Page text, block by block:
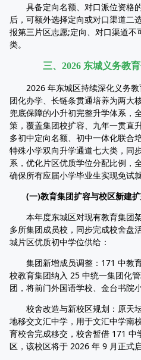
具备定向名额、对口派位资格
后，可额外选择定向或对口渠道二
报第三片区志愿;定向、对口渠道
类。
三、2026 东城义务教
2026 年东城区持续深化义务教
团化办学、长链条贯通培养为两大
兜底保障的小升初完整升学体系，
策，覆盖集团校扩容、九年一贯直
多初中定向名额、初中一体化联合
特殊小学双向升学通道七大类，同
系，优化片区优质学位分配比例，
确保所有应届小学毕业生实现免试就
(一)教育集团扩容与校区新建
本年度东城区对现有教育集团
多所集团成员校，同步完成校舍盘
城片区优质初中学位供给：
集团新增成员调整：171 中教
校教育集团纳入 25 中统一集团化
团，将前门外国语学校、金台书院
校舍改造与新校区规划：原天
地移交文汇中学，用于文汇中学南
育校舍完成移交，校舍暂借 171 中
区，该校区将于 2026 年 9 月正式